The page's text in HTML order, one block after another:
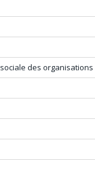
des organisations